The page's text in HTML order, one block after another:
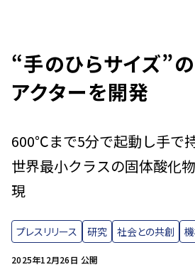
“手のひらサイズ”
アクターを開発
2025年12月26日 公開
600℃まで5分で起動し手で
世界最小クラスの固体酸化
現
プレスリリース 研究 社会との共創